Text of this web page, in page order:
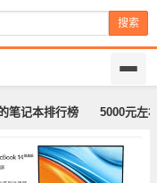
搜索
笔记本排行榜 5000元左